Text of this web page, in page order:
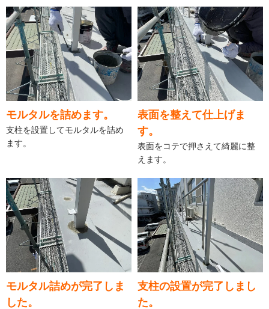
モルタルを詰めます。
支柱を設置してモルタルを詰め
ます。
表面を整えて仕上げま
す。
表面をコテで押さえて綺麗に整
えます。
モルタル詰めが完了しま
した。
支柱の設置が完了しまし
た。